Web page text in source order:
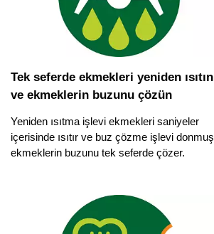
Tek seferde ekmekleri yeniden ısıtın
ve ekmeklerin buzunu çözün
Yeniden ısıtma işlevi ekmekleri saniyeler
içerisinde ısıtır ve buz çözme işlevi donmuş
ekmeklerin buzunu tek seferde çözer.